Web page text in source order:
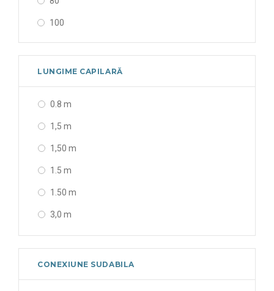
100
LUNGIME CAPILARĂ
0.8 m
1,5 m
1,50 m
1.5 m
1.50 m
3,0 m
3.0 m
CONEXIUNE SUDABILA